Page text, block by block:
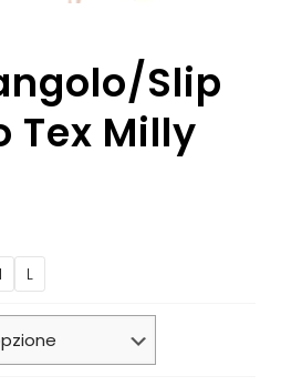
Slip
Tex Milly
L